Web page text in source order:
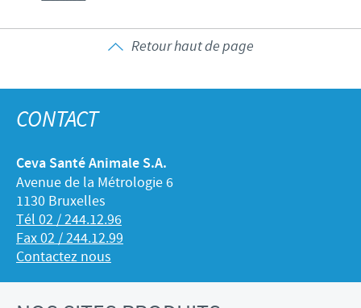
Retour haut de page
CONTACT
Ceva Santé Animale S.A.
Avenue de la Métrologie 6
1130 Bruxelles
Tél 02 / 244.12.96
Fax 02 / 244.12.99
Contactez nous